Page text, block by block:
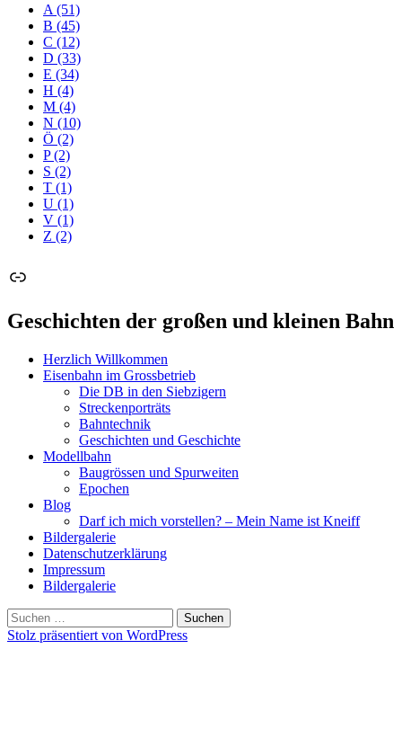
A (51)
B (45)
C (12)
D (33)
E (34)
H (4)
M (4)
N (10)
Ö (2)
P(2)
S (2)
T (1)
U (1)
V (1)
Z (2)
Link
Geschichten der großen und kleinen Bahn
Herzlich Willkommen
Eisenbahn im Grossbetrieb
Die DB in den Siebzigern
Streckenporträts
Bahntechnik
Geschichten und Geschichte
Modellbahn
Baugrössen und Spurweiten
Epochen
Blog
Darf ich mich vorstellen? – Mein Name ist Kneiff
Bildergalerie
Datenschutzerklärung
Impressum
Bildergalerie
Suchen
nach:
Stolz präsentiert von WordPress